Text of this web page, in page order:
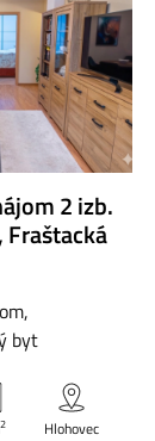
2 izb.
byt
2 Hlohovec